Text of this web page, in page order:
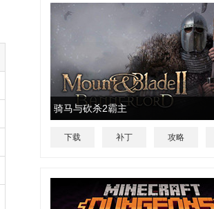
骑马与砍杀2霸主
下载 补丁 攻略